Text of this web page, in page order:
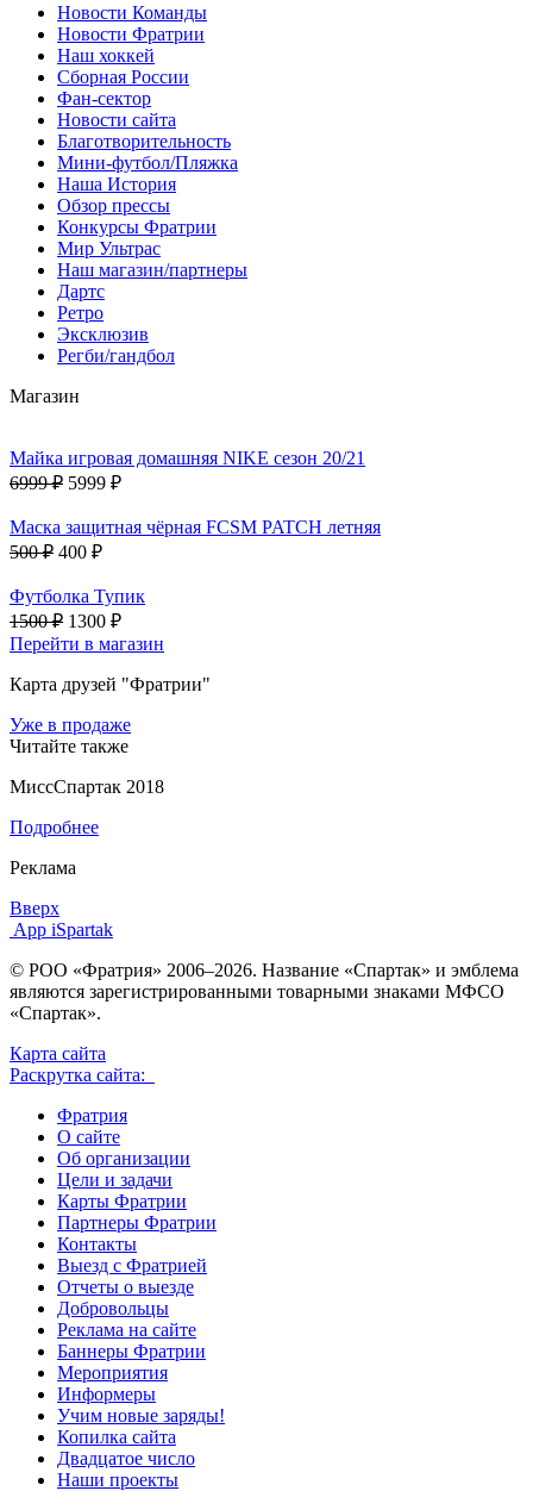
Новости Команды
Новости Фратрии
Наш хоккей
Сборная России
Фан-cектор
Новости сайта
Благотворительность
Мини-футбол/Пляжка
Наша История
Обзор прессы
Конкурсы Фратрии
Мир Ультрас
Наш магазин/партнеры
Дартс
Ретро
Эксклюзив
Регби/гандбол
Магазин
Майка игровая домашняя NIKE сезон 20/21
6999 ₽ 5999 ₽
Маска защитная чёрная FCSM PATCH летняя
500 ₽ 400 ₽
Футболка Тупик
1500 ₽ 1300 ₽
Перейти в магазин
Карта друзей "Фратрии"
Уже в продаже
Читайте также
МиссСпартак 2018
Подробнее
Реклама
Вверх
App iSpartak
© РОО «Фратрия» 2006–2026. Название «Спартак» и эмблема
являются зарегистрированными товарными знаками МФСО
«Спартак».
Карта сайта
Раскрутка сайта:
Фратрия
О сайте
Об организации
Цели и задачи
Карты Фратрии
Партнеры Фратрии
Контакты
Выезд с Фратрией
Отчеты о выезде
Добровольцы
Реклама на сайте
Баннеры Фратрии
Мероприятия
Информеры
Учим новые заряды!
Копилка сайта
Двадцатое число
Наши проекты